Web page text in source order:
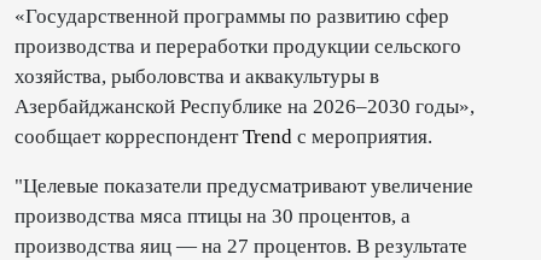
«Государственной программы по развитию сфер
производства и переработки продукции сельского
хозяйства, рыболовства и аквакультуры в
Азербайджанской Республике на 2026–2030 годы»,
сообщает корреспондентTrend с мероприятия.
"Целевые показатели предусматривают увеличение
производства мяса птицы на 30 процентов, а
производства яиц — на 27 процентов. В результате